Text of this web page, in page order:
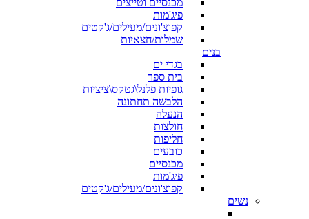
מכנסיים וטייצים
פיג'מות
קפוצ'ונים/מעילים/ג'קטים
שמלות/חצאיות
בנים
בגדי ים
בית ספר
גופיות פלנל\גטקס\ציציות
הלבשה תחתונה
הנעלה
חולצות
חליפות
כובעים
מכנסיים
פיג'מות
קפוצ'ונים/מעילים/ג'קטים
נשים